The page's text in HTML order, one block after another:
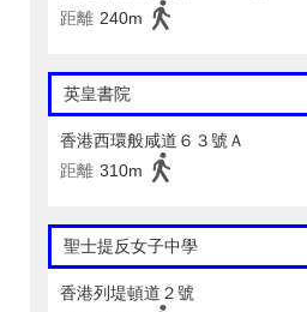
距離 240m
英皇書院
香港西環般咸道６３號Ａ
距離 310m
聖士提反女子中學
香港列堤頓道２號